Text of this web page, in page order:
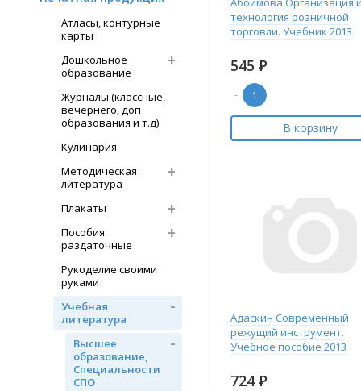
Атласы, контурные
карты
Дошкольное
образование
Журналы (классные,
вечернего, доп
образования и т.д)
Кулинария
Методическая
литература
Плакаты
Пособия
раздаточные
Рукоделие своими
руками
Учебная
литература
Высшее
образование,
Специальности
СПО
технология розничной
торговли. Учебник 2013
545 Р
-
В корзину
Адаскин Современный
режущий инструмент.
Учебное пособие 2013
724 Р